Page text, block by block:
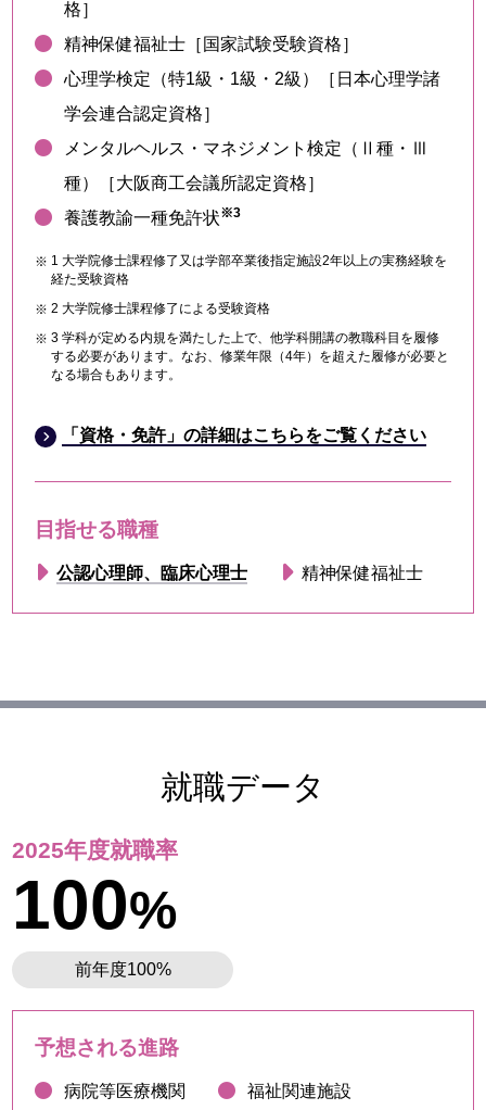
格］
精神保健福祉士［国家試験受験資格］
心理学検定（特1級・1級・2級）［日本心理学諸
学会連合認定資格］
メンタルヘルス・マネジメント検定（Ⅱ種・Ⅲ
種）［大阪商工会議所認定資格］
養護教諭一種免許状※3
1 大学院修士課程修了又は学部卒業後指定施設2年以上の実務経験を
経た受験資格
2 大学院修士課程修了による受験資格
3 学科が定める内規を満たした上で、他学科開講の教職科目を履修
する必要があります。なお、修業年限（4年）を超えた履修が必要と
なる場合もあります。
「資格・免許」の詳細はこちらをご覧ください
目指せる職種
公認心理師、臨床心理士 精神保健福祉士
就職データ
2025年度就職率
100%
前年度100%
予想される進路
病院等医療機関
福祉関連施設